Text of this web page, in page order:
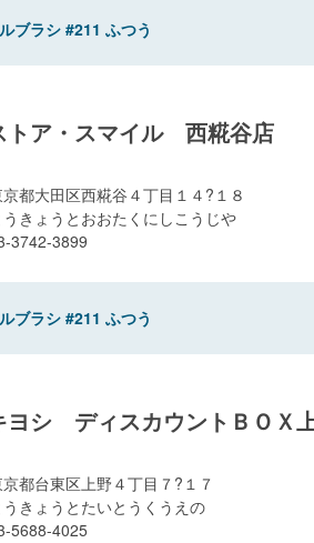
ブラシ #211 ふつう
トア・スマイル 西糀谷店
都大田区西糀谷４丁目１４?１８
うきょうとおおたくにしこうじや
3742-3899
ブラシ #211 ふつう
ヨシ ディスカウントＢＯＸ
都台東区上野４丁目７?１７
うきょうとたいとうくうえの
5688-4025